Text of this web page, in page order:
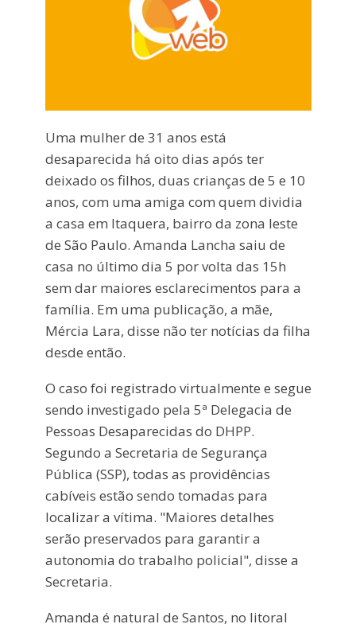
Uma mulher de 31 anos está
desaparecida há oito dias após ter
deixado os filhos, duas crianças de 5 e 10
anos, com uma amiga com quem dividia
a casa em Itaquera, bairro da zona leste
de São Paulo. Amanda Lancha saiu de
casa no último dia 5 por volta das 15h
sem dar maiores esclarecimentos para a
família. Em uma publicação, a mãe,
Mércia Lara, disse não ter notícias da filha
desde então.
O caso foi registrado virtualmente e segue
sendo investigado pela 5ª Delegacia de
Pessoas Desaparecidas do DHPP.
Segundo a Secretaria de Segurança
Pública (SSP), todas as providências
cabíveis estão sendo tomadas para
localizar a vítima. "Maiores detalhes
serão preservados para garantir a
autonomia do trabalho policial", disse a
Secretaria.
Amanda é natural de Santos, no litoral